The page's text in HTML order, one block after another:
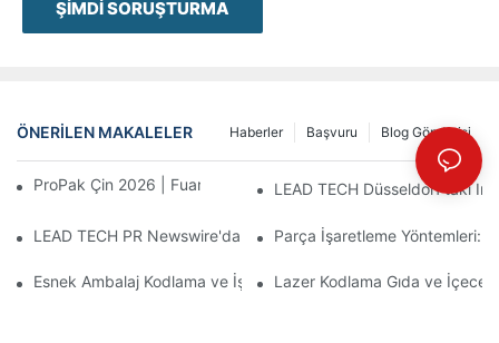
ŞIMDI SORUŞTURMA
ÖNERILEN MAKALELER Blog Gönderisi
Başvuru
Haberler
ProPak Çin 2026 | Fuar Biter, Hizmetimiz Bitmez
LEAD TECH Düsseldorf'taki
LEAD TECH PR Newswire'da yer aldı: Interpack 2026
Parça İşaretleme Yöntemleri:
Esnek Ambalaj Kodlama ve İşaretleme İçin En İyi Teknolojileri
Lazer Kodlama Gıda ve